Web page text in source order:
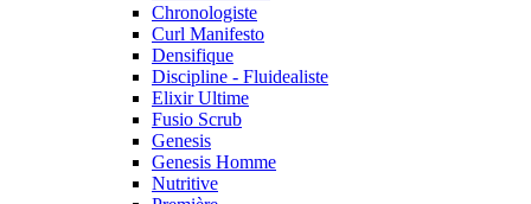
Chronologiste
Curl Manifesto
Densifique
Discipline - Fluidealiste
Elixir Ultime
Fusio Scrub
Genesis
Genesis Homme
Nutritive